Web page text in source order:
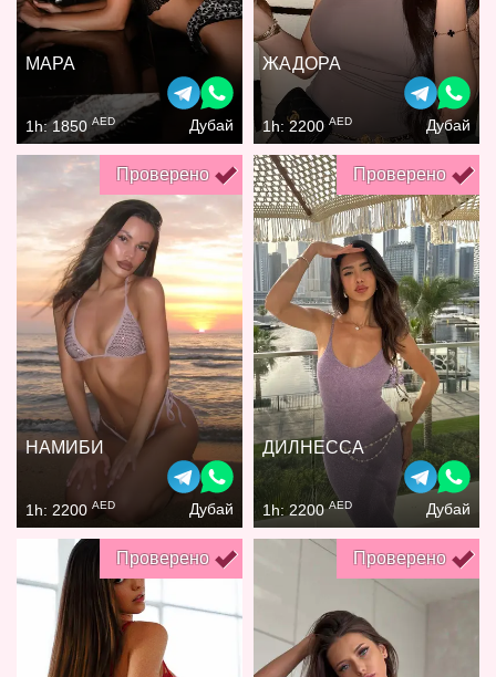
МАРА
1h: 1850 AED Дубай
ЖАДОРА
1h: 2200 AED Дубай
Проверено
НАМИБИ
1h: 2200 AED Дубай
Проверено
ДИЛНЕССА
1h: 2200AED Дубай
Проверено Проверено